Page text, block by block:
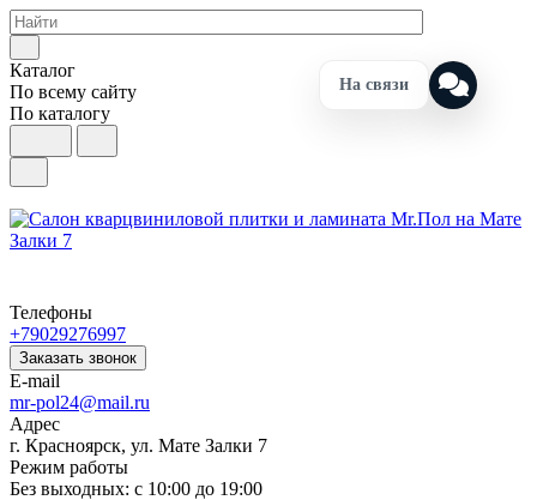
Каталог
По всему сайту
По каталогу
Телефоны
+79029276997
Заказать звонок
E-mail
mr-pol24@mail.ru
Адрес
г. Красноярск, ул. Мате Залки 7
Режим работы
Без выходных: с 10:00 до 19:00
На связи